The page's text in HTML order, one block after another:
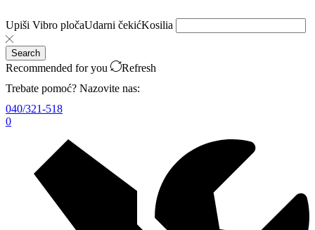
Upiši Vibro pločaUdarni čekićKosilia
Search
Recommended for you
Refresh
Trebate pomoć? Nazovite nas:
040/321-518
0